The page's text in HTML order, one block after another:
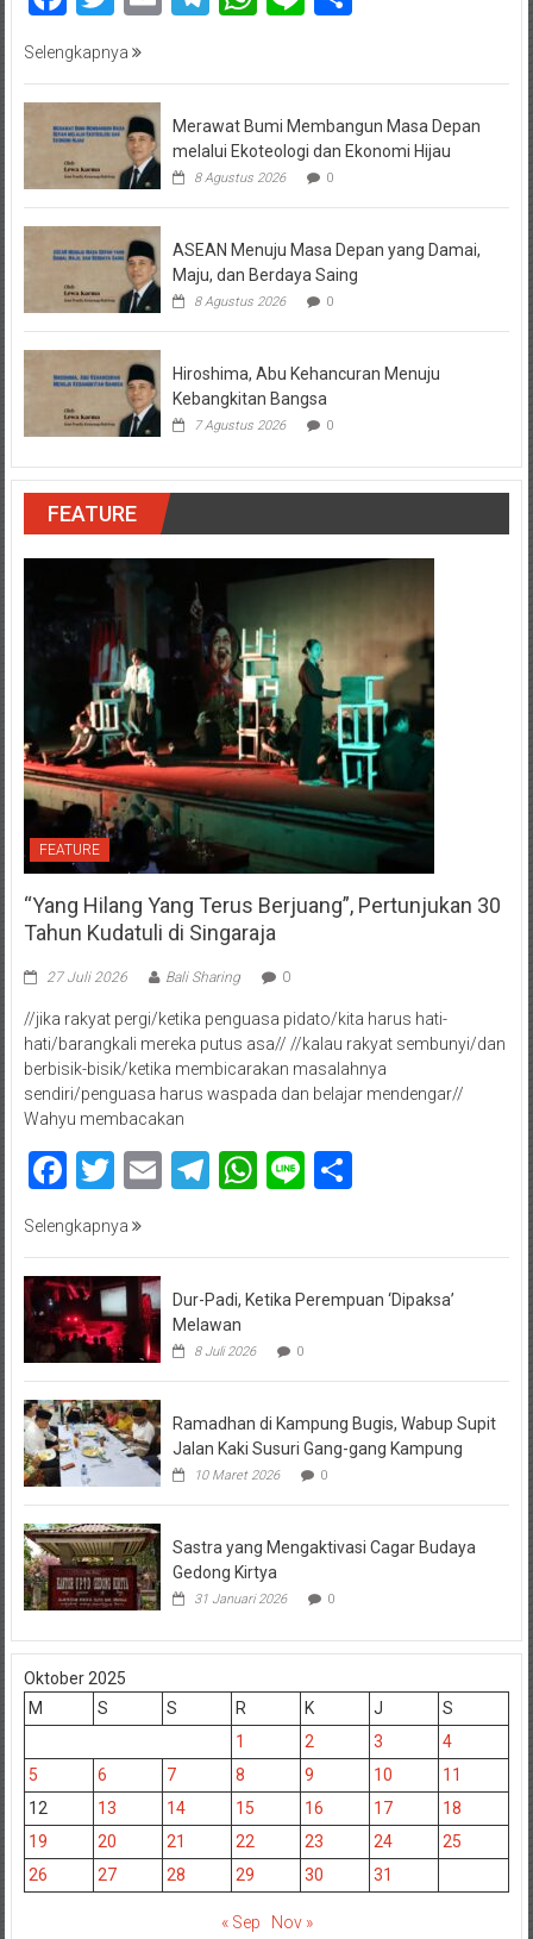
Selengkapnya
Merawat Bumi Membangun Masa Depan
melalui Ekoteologi dan Ekonomi Hijau
8 Agustus 2026 0
ASEAN Menuju Masa Depan yang Damai,
Maju, dan Berdaya Saing
8 Agustus 2026 0
Hiroshima, Abu Kehancuran Menuju
Kebangkitan Bangsa
7 Agustus 2026 0
FEATURE
FEATURE
“Yang Hilang Yang Terus Berjuang”, Pertunjukan 30
Tahun Kudatuli di Singaraja
27 Juli 2026 Bali Sharing 0
//jika rakyat pergi/ketika penguasa pidato/kita harus hati-
hati/barangkali mereka putus asa// //kalau rakyat sembunyi/dan
berbisik-bisik/ketika membicarakan masalahnya
sendiri/penguasa harus waspada dan belajar mendengar//
Wahyu membacakan
Facebook
Twitter
EmailTelegram
WhatsApp
LineShare
Selengkapnya
Dur-Padi, Ketika Perempuan ‘Dipaksa’
Melawan
8 Juli 2026 0
Ramadhan di Kampung Bugis, Wabup Supit
Jalan Kaki Susuri Gang-gang Kampung
10 Maret 2026 0
Sastra yang Mengaktivasi Cagar Budaya
Gedong Kirtya
31 Januari 2026 0
Oktober 2025
M
S S R K J
S
1
2 3
4
5
6 7 8 9 10
11
12
13 14 15 16 17
18
19
20 21 22 23 24
25
26
27 28 29 30 31
« Sep Nov »